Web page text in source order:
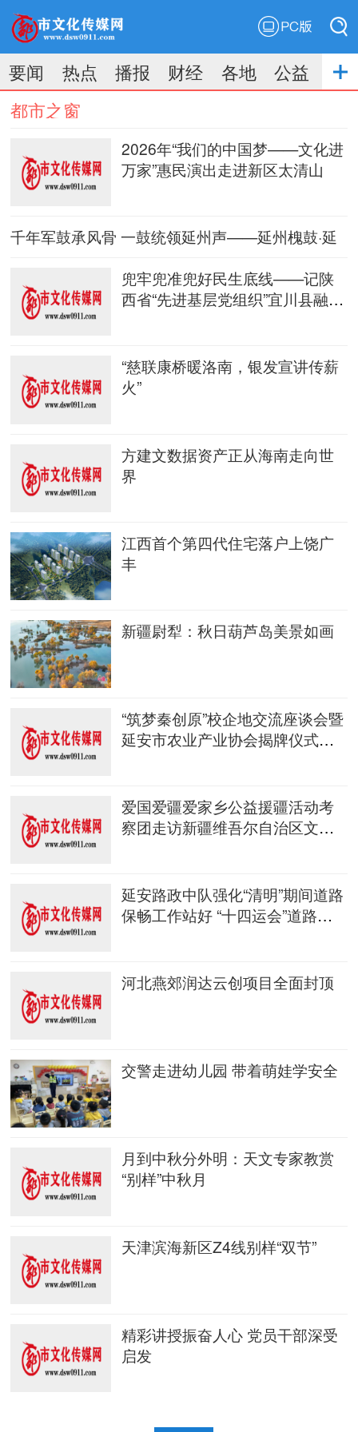
搜索
搜索
要闻 热点 播报 财经 各地
公益
都市之窗
2026年“我们的中国梦——文化进
万家”惠民演出走进新区太清山
千年军鼓承风骨 一鼓统领延州声——延州槐鼓·延
兜牢兜准兜好民生底线——记陕
西省“先进基层党组织”宜川县融救
“慈联康桥暖洛南，银发宣讲传薪
火”
方建文数据资产正从海南走向世
界
江西首个第四代住宅落户上饶广
丰
新疆尉犁：秋日葫芦岛美景如画
“筑梦秦创原”校企地交流座谈会暨
延安市农业产业协会揭牌仪式在
爱国爱疆爱家乡公益援疆活动考
察团走访新疆维吾尔自治区文化
延安路政中队强化“清明”期间道路
保畅工作站好 “十四运会”道路安
河北燕郊润达云创项目全面封顶
交警走进幼儿园 带着萌娃学安全
月到中秋分外明：天文专家教赏
“别样”中秋月
天津滨海新区Z4线别样“双节”
精彩讲授振奋人心 党员干部深受
启发